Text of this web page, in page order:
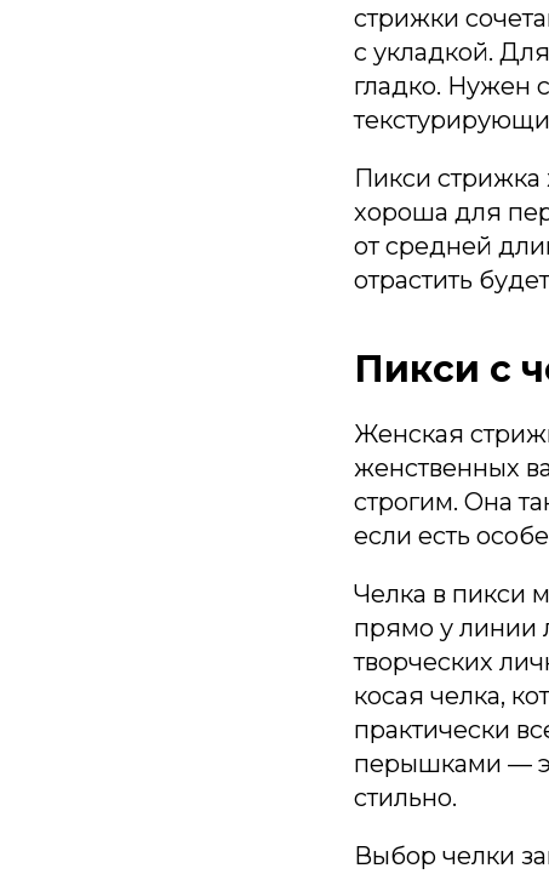
стрижки
с укладкой.
гладко. Нужен
Пикси
хороша для
от средней
отрастить
Пикси с
Женская
женственных
строгим. Она
если есть
Челка в пикси
прямо у линии
творческих
косая челка,
практически
перышками —
стильно.
Выбор челки